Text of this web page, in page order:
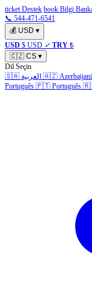
ticket Destek book Bilgi
📞 544-471-6541
💰 USD ▾
USD $ USD ✓ TRY ₺
🇨🇿 CS ▾
Dil Seçin
🇸🇦 العربية 🇦🇿 Azerbaijani
Português 🇵🇹 Português